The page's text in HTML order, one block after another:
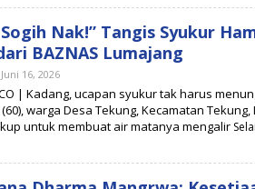
R
D
A
K
Nak!” Tangis Syukur
BAZNAS Lumajang
Juni 16, 2026
E
H
T
R
| Kadang, ucapan syukur tak harus
warga Desa Tekung, Kecamatan
untuk membuat air matanya mengalir